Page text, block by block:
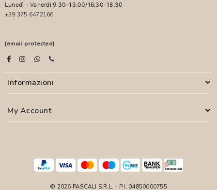
Lunedì - Venerdì 9:30-13:00/16:30-18:30
+39 375 6472166
[email protected]
Informazioni
My Account
© 2026 PASCALI S.R.L. - P.I. 04850000755